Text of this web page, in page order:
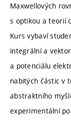
Maxwellových
s optikou a teorií
Kurs vybaví
integrální a
a potenciálu
nabitých částic v
abstraktního
experimentální